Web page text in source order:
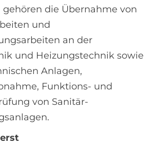
gehören die Übernahme von
und
an der
und Heizungstechnik sowie
Anlagen,
Funktions- und
von Sanitär-